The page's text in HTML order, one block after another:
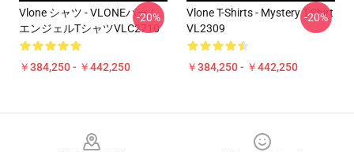
Vlone シャツ - VLONEパーム
エンジェルTシャツVLC2710
￥384,250 - ￥442,250
-20%
Vlone T-Shirts - Mystery T-Shirt
VL2309
￥384,250 - ￥442,250
-20%